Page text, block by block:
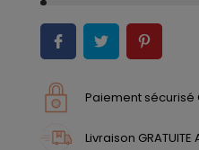
Paiement sécurisé
Livraison